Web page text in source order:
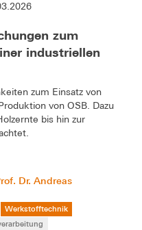
zum
industriellen
zum Einsatz von
von OSB. Dazu
bis hin zur
Dr. Andreas
Werkstofftechnik